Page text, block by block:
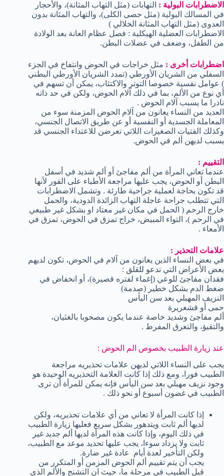
الاضطرابات البولية : التهابات (مثل التهاب المثانة)، والأحجار
في المسالك البولية (مثل حصى الكلى)، والتهاب المثانة بدون
العدوى (مثل التهاب المثانة الخلالي )
الاضطرابات العضلية الهيكلية : فصل عظام العانة بعد الولادة
من الطفل، وضعف في عضلات البطن.
اضطرابات أخرى : مثل خراجات في الحوض وانتفاخ في الجزء
السفلي من الشريان الأورطي (تمدد الشريان الأورطي البطني
) عوامل نفسية خصوصا التوتر والاكتئاب، يمكن أن تسهم في
أي نوع من الألم، بما في ذلك آلام الحوض، ولكن في حد ذاته
نادرا ما يسبب آلام الحوض .
العديد من النساء يعانون من آلام الحوض المزمنة سوء من
المعاملة الجسدية أو النفسية أو عن طريق الاتصال الجنسي،
وكذلك الفتيات الصغيرات اللاتي تعرضن للاعتداء الجنسي قد
يسبب لديهن ألم في الحوض.
التقييم :
عندما تعاني المرأة من ألم مفاجئ أو ألم شديد في أسفل
البطن أو الحوض، يجب عليها مراجعة الأطباء على الفور لأنها
قد تكون بحاجة لعملية جراحية طارئة . وتشمل الاضطرابات
التي تتطلب جراحة عاجلة التهاب الزائدة الدودية، والحمل
خارج الرحم ( الحمل في مكان غير معتاد او بشكل غير طبيعي
في الرحم )، التواء المبيض، خراج تمزق في الحوض، تمزق في
الأمعاء .
علامات التحذير :
في بعض النساء الذين يعانون من آلام في الحوض، تكون لديهم
بعض الأعراض التي تدعو للقلق :
فقدان مفاجئ للوعي (إغماء لفتره قصيرة)، أو انخفاض في
ضغط الدم بشكل خطير (صدمة)
النزيف المهبلي بعد سن اليأس
حمى أو قشعريرة
ألم مفاجئ وشديد خاصة عندما يكون مصحوبا بالغثيان،
والتقيؤ، والتعرق المفرط .
عند زيارة الطبيب بخصوص الم الحوض :
يجب على النساء اللاتي لديهن علامات تحذيريه مراجعة
الطبيب فورا، ومع ذلك إذا كانت العلامة التحذيريه الوحيدة هو
وجود نزيف مهبلي بعد سن اليأس فإنه يمكن للمرأة أن ترى
الطبيب في غضون أسبوع أو نحو ذلك .
إذا كانت المرأة لا تعاني من أي علامات تحذيريه، ولكن
لديها ألم ثابت ويتدهور بشكل سريع فعليها زيارة الطبيب
في ذلك اليوم، وإذا كانت هذه المرأة لديها ألم جديد غير
ثابت ولا يزداد سوءا، يجب عليها تحديد موعد مع الطبيب،
ولكن التأخير لعدة أيام عادة غير ضارة.
يجب أن يتم تقييم ألم الحوض المزمن أو المتكرر من
قبل الطبيب في مرحلة ما، حيث ان التشنج والألم الذي